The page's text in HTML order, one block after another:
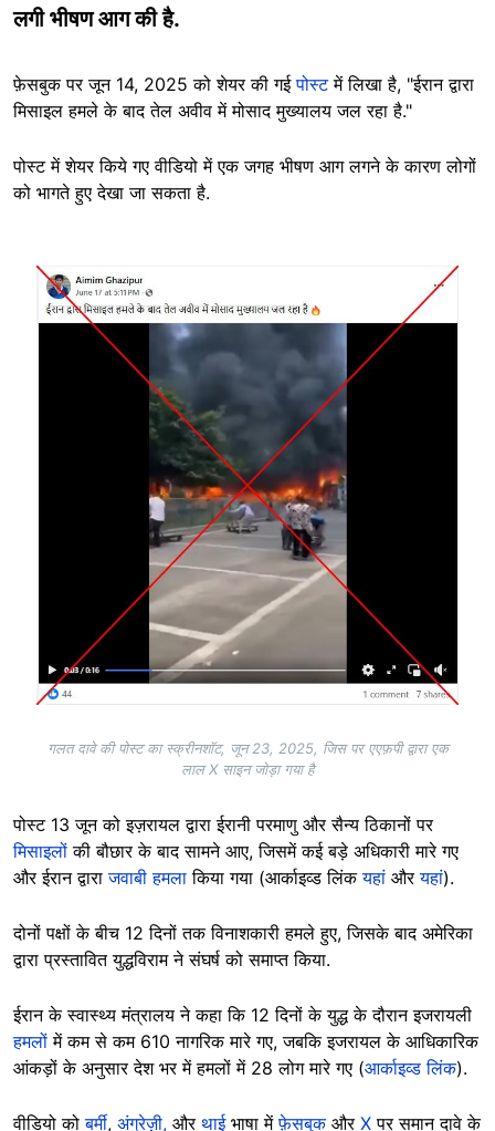
लगी भीषण आग की है.
फ़ेसबुक पर जून 14, 2025 को शेयर की गईपोस्टमें लिखा है, "ईरान द्वारा
मिसाइल हमले के बाद तेल अवीव में मोसाद मुख्यालय जल रहा है."
पोस्ट में शेयर किये गए वीडियो में एक जगह भीषण आग लगने के कारण लोगों
को भागते हुए देखा जा सकता है.
Image
गलत दावे की पोस्ट का स्क्रीनशॉट, जून 23, 2025, जिस पर एएफ़पी द्वारा एक
लाल X साइन जोड़ा गया है
पोस्ट 13 जून को इज़रायल द्वारा ईरानी परमाणु और सैन्य ठिकानों पर
मिसाइलों की बौछार के बाद सामने आए, जिसमें कई बड़े अधिकारी मारे गए
और ईरान द्वाराजवाबी हमला किया गया (आर्काइव्ड लिंकयहां औरयहां).
दोनों पक्षों के बीच 12 दिनों तक विनाशकारी हमले हुए, जिसके बाद अमेरिका
द्वारा प्रस्तावित युद्धविराम ने संघर्ष को समाप्त किया.
ईरान के स्वास्थ्य मंत्रालय ने कहा कि 12 दिनों के युद्ध के दौरान इजरायली
हमलों में कम से कम 610 नागरिक मारे गए, जबकि इजरायल के आधिकारिक
आंकड़ों के अनुसार देश भर में हमलों में 28 लोग मारे गए (आर्काइव्ड लिंक).
वीडियो कोबर्मी, अंग्रेज़ी, और थाईभाषा मेंफ़ेसबुकऔर X पर समान दावे के